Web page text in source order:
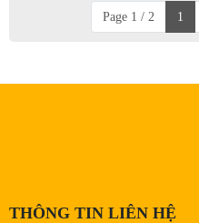
Page 1 / 2 1
THÔNG TIN LIÊN HỆ